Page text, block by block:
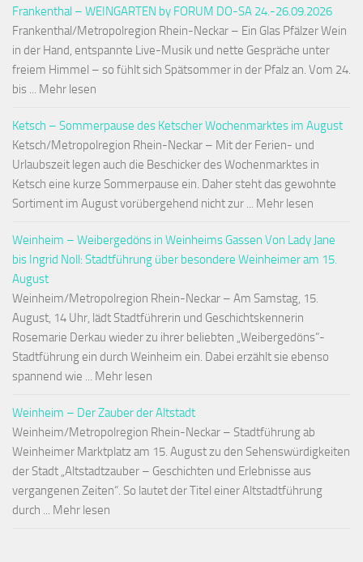
Frankenthal – WEINGARTEN by FORUM DO-SA 24.-26.09.2026
Frankenthal/Metropolregion Rhein-Neckar – Ein Glas Pfälzer Wein
in der Hand, entspannte Live-Musik und nette Gespräche unter
freiem Himmel – so fühlt sich Spätsommer in der Pfalz an. Vom 24.
bis ... Mehr lesen
Ketsch – Sommerpause des Ketscher Wochenmarktes im August
Ketsch/Metropolregion Rhein-Neckar – Mit der Ferien- und
Urlaubszeit legen auch die Beschicker des Wochenmarktes in
Ketsch eine kurze Sommerpause ein. Daher steht das gewohnte
Sortiment im August vorübergehend nicht zur ... Mehr lesen
Weinheim – Weibergedöns in Weinheims Gassen Von Lady Jane
bis Ingrid Noll: Stadtführung über besondere Weinheimer am 15.
August
Weinheim/Metropolregion Rhein-Neckar – Am Samstag, 15.
August, 14 Uhr, lädt Stadtführerin und Geschichtskennerin
Rosemarie Derkau wieder zu ihrer beliebten „Weibergedöns“-
Stadtführung ein durch Weinheim ein. Dabei erzählt sie ebenso
spannend wie ... Mehr lesen
Weinheim – Der Zauber der Altstadt
Weinheim/Metropolregion Rhein-Neckar – Stadtführung ab
Weinheimer Marktplatz am 15. August zu den Sehenswürdigkeiten
der Stadt „Altstadtzauber – Geschichten und Erlebnisse aus
vergangenen Zeiten“. So lautet der Titel einer Altstadtführung
durch ... Mehr lesen